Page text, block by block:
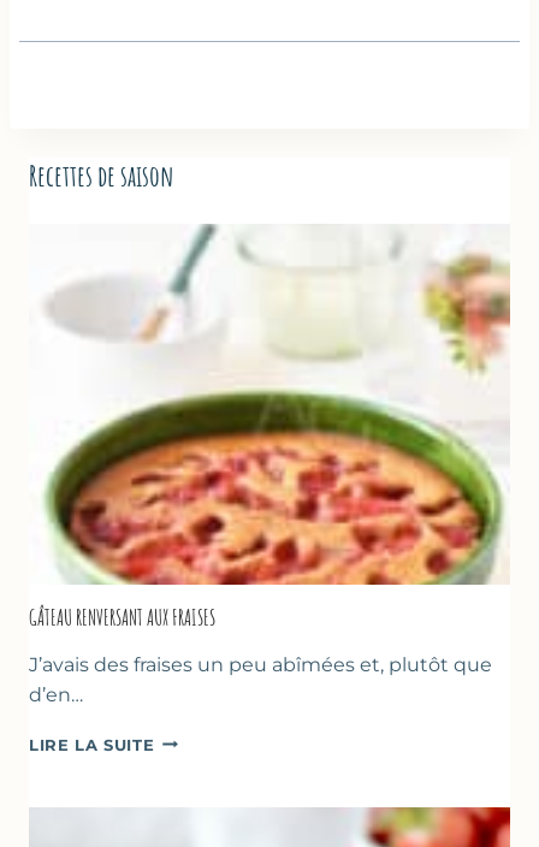
Recettes de saison
GÂTEAU RENVERSANT AUX FRAISES
J’avais des fraises un peu abîmées et, plutôt que
d’en…
LIRE LA SUITE GÂTEAU
FRAISES